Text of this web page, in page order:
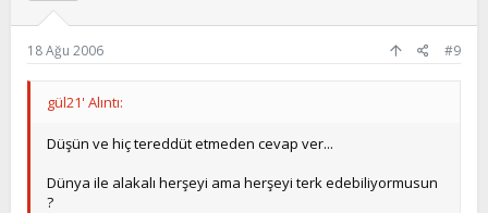
18 Ağu 2006 #9
gül21' Alıntı:
Düşün ve hiç tereddüt etmeden cevap ver...
Dünya ile alakalı herşeyi ama herşeyi terk edebiliyormusun
?